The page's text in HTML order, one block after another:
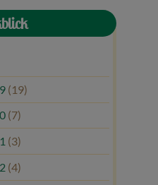
(19)
(7)
(3)
(4)